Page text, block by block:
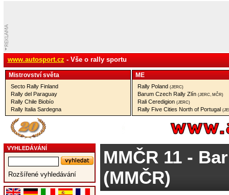
www.autosport.cz - Vše o rally sportu
Mistrovství­ světa
Secto Rally Finland
Rally del Paraguay
Rally Chile Biobío
Rally Italia Sardegna
ME
Rally Poland (JERC)
Barum Czech Rally Zlín (JERC, MČR)
Rali Ceredigion (JERC)
Rally Five Cities North of Portugal
VYHLEDÁVÁNÍ
Rozšířené vyhledávání
MMČR 11-
(MMČR)